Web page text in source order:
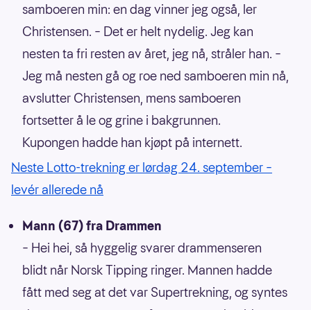
samboeren min: en dag vinner jeg også, ler
Christensen. – Det er helt nydelig. Jeg kan
nesten ta fri resten av året, jeg nå, stråler han. –
Jeg må nesten gå og roe ned samboeren min nå,
avslutter Christensen, mens samboeren
fortsetter å le og grine i bakgrunnen.
Kupongen hadde han kjøpt på internett.
Neste Lotto-trekning er lørdag 24. september –
levér allerede nå
Mann (67) fra Drammen
– Hei hei, så hyggelig svarer drammenseren
blidt når Norsk Tipping ringer. Mannen hadde
fått med seg at det var Supertrekning, og syntes